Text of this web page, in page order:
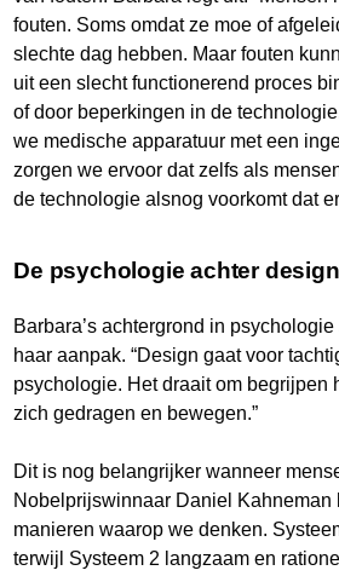
fouten. Soms omdat ze moe of
slechte dag hebben. Maar fouten
uit een slecht functionerend proces
of door beperkingen in de
we medische apparatuur met een
zorgen we ervoor dat zelfs als
de technologie alsnog voorkomt dat
De psychologie achter design
Barbara’s achtergrond in
haar aanpak. “Design gaat voor
psychologie. Het draait om begrijpen
zich gedragen en bewegen.”
Dit is nog belangrijker wanneer
Nobelprijswinnaar Daniel Kahneman
manieren waarop we denken.
terwijl Systeem 2 langzaam en